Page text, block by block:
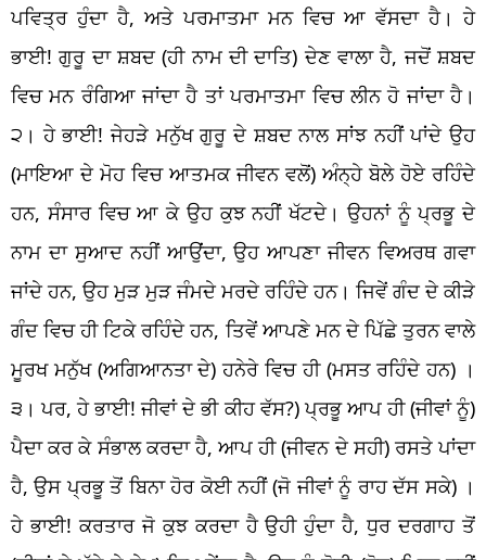
ਪਵਿਤ੍ਰ ਹੁੰਦਾ ਹੈ, ਅਤੇ ਪਰਮਾਤਮਾ ਮਨ ਵਿਚ ਆ ਵੱਸਦਾ ਹੈ। ਹੇ
ਭਾਈ! ਗੁਰੂ ਦਾ ਸ਼ਬਦ (ਹੀ ਨਾਮ ਦੀ ਦਾਤਿ) ਦੇਣ ਵਾਲਾ ਹੈ, ਜਦੋਂ ਸ਼ਬਦ
ਵਿਚ ਮਨ ਰੰਗਿਆ ਜਾਂਦਾ ਹੈ ਤਾਂ ਪਰਮਾਤਮਾ ਵਿਚ ਲੀਨ ਹੋ ਜਾਂਦਾ ਹੈ।
੨। ਹੇ ਭਾਈ! ਜੇਹੜੇ ਮਨੁੱਖ ਗੁਰੂ ਦੇ ਸ਼ਬਦ ਨਾਲ ਸਾਂਝ ਨਹੀਂ ਪਾਂਦੇ ਉਹ
(ਮਾਇਆ ਦੇ ਮੋਹ ਵਿਚ ਆਤਮਕ ਜੀਵਨ ਵਲੋਂ) ਅੰਨ੍ਹੇ ਬੋਲੇ ਹੋਏ ਰਹਿੰਦੇ
ਹਨ, ਸੰਸਾਰ ਵਿਚ ਆ ਕੇ ਉਹ ਕੁਝ ਨਹੀਂ ਖੱਟਦੇ। ਉਹਨਾਂ ਨੂੰ ਪ੍ਰਭੂ ਦੇ
ਨਾਮ ਦਾ ਸੁਆਦ ਨਹੀਂ ਆਉਂਦਾ, ਉਹ ਆਪਣਾ ਜੀਵਨ ਵਿਅਰਥ ਗਵਾ
ਜਾਂਦੇ ਹਨ, ਉਹ ਮੁੜ ਮੁੜ ਜੰਮਦੇ ਮਰਦੇ ਰਹਿੰਦੇ ਹਨ। ਜਿਵੇਂ ਗੰਦ ਦੇ ਕੀੜੇ
ਗੰਦ ਵਿਚ ਹੀ ਟਿਕੇ ਰਹਿੰਦੇ ਹਨ, ਤਿਵੇਂ ਆਪਣੇ ਮਨ ਦੇ ਪਿੱਛੇ ਤੁਰਨ ਵਾਲੇ
ਮੂਰਖ ਮਨੁੱਖ (ਅਗਿਆਨਤਾ ਦੇ) ਹਨੇਰੇ ਵਿਚ ਹੀ (ਮਸਤ ਰਹਿੰਦੇ ਹਨ) ।
੩। ਪਰ, ਹੇ ਭਾਈ! ਜੀਵਾਂ ਦੇ ਭੀ ਕੀਹ ਵੱਸ?) ਪ੍ਰਭੂ ਆਪ ਹੀ (ਜੀਵਾਂ ਨੂੰ)
ਪੈਦਾ ਕਰ ਕੇ ਸੰਭਾਲ ਕਰਦਾ ਹੈ, ਆਪ ਹੀ (ਜੀਵਨ ਦੇ ਸਹੀ) ਰਸਤੇ ਪਾਂਦਾ
ਹੈ, ਉਸ ਪ੍ਰਭੂ ਤੋਂ ਬਿਨਾ ਹੋਰ ਕੋਈ ਨਹੀਂ (ਜੋ ਜੀਵਾਂ ਨੂੰ ਰਾਹ ਦੱਸ ਸਕੇ) ।
ਹੇ ਭਾਈ! ਕਰਤਾਰ ਜੋ ਕੁਝ ਕਰਦਾ ਹੈ ਉਹੀ ਹੁੰਦਾ ਹੈ, ਧੁਰ ਦਰਗਾਹ ਤੋਂ